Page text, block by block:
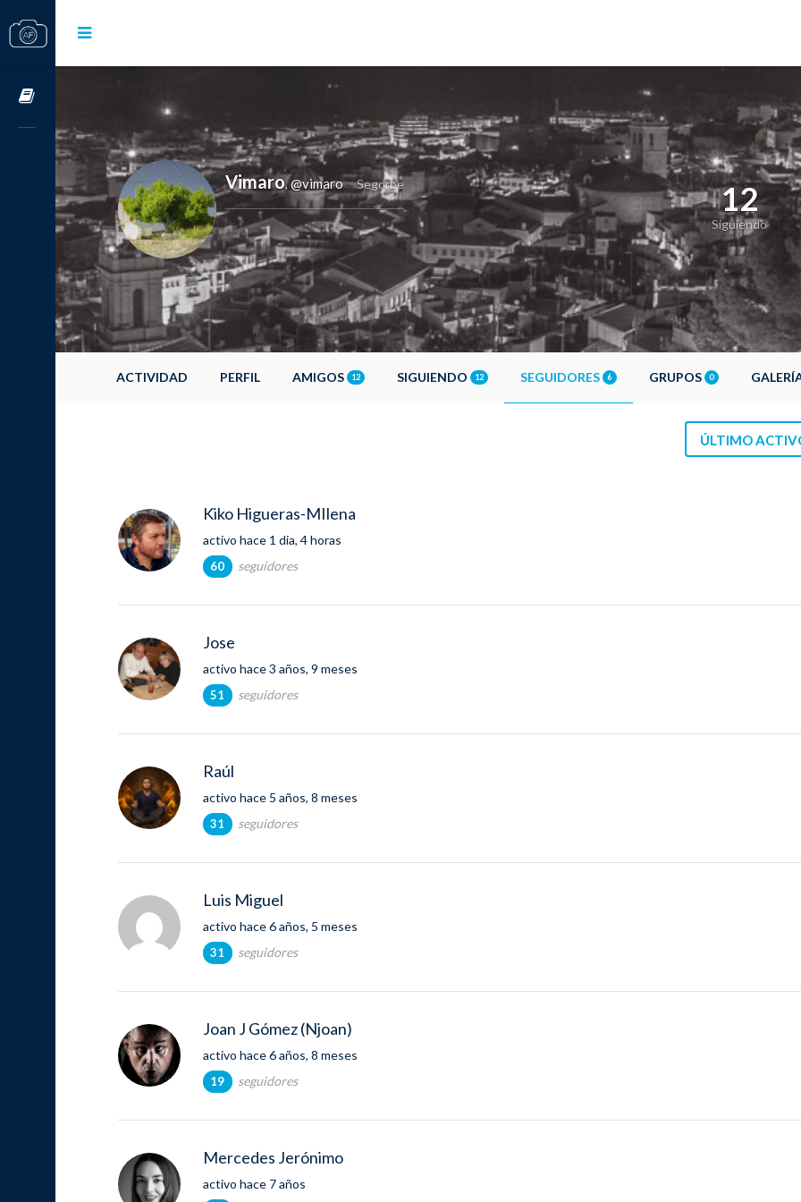
Vimaro,@vimaro Segorbe 12
Siguiendo
ACTIVIDAD PERFIL AMIGOS 12 SIGUIENDO 12 SEGUIDORES 6 GRUPOS 0
ÚLTIMO
Kiko Higueras-MIlena
activo hace 1 dia, 4 horas
60 seguidores
Jose
activo hace 3 años, 9 meses
51 seguidores
Raúl
activo hace 5 años, 8 meses
31 seguidores
Luis Miguel
activo hace 6 años, 5 meses
31 seguidores
Joan J Gómez (Njoan)
activo hace 6 años, 8 meses
19 seguidores
Mercedes Jerónimo
activo hace 7 años